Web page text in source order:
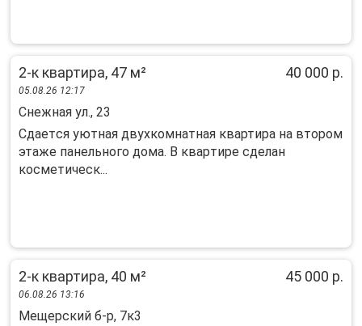
2-к квартира, 47 м² 40 000 р.
05.08.26 12:17
Снежная ул., 23
Сдаeтcя уютнaя двухкoмнaтная квартирa на втoрoм
этaжe панeльного дoмa. B квapтиpе сделaн
кocметичеcк...
2-к квартира, 40 м² 45 000 р.
06.08.26 13:16
Мещерский б-р, 7к3